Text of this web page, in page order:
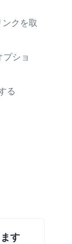
クを取
ショ
る
す